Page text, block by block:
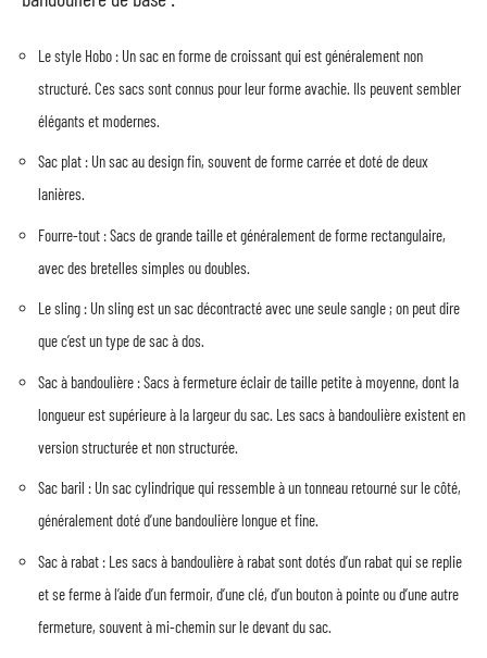
Le style Hobo : Un sac en forme de croissant qui est généralement non
structuré. Ces sacs sont connus pour leur forme avachie. Ils peuvent sembler
élégants et modernes.
Sac plat : Un sac au design fin, souvent de forme carrée et doté de deux
lanières.
Fourre-tout : Sacs de grande taille et généralement de forme rectangulaire,
avec des bretelles simples ou doubles.
Le sling : Un sling est un sac décontracté avec une seule sangle ; on peut dire
que c’est un type de sac à dos.
Sac à bandoulière : Sacs à fermeture éclair de taille petite à moyenne, dont la
longueur est supérieure à la largeur du sac. Les sacs à bandoulière existent en
version structurée et non structurée.
Sac baril : Un sac cylindrique qui ressemble à un tonneau retourné sur le côté,
généralement doté d’une bandoulière longue et fine.
Sac à rabat : Les sacs à bandoulière à rabat sont dotés d’un rabat qui se replie
et se ferme à l’aide d’un fermoir, d’une clé, d’un bouton à pointe ou d’une autre
fermeture, souvent à mi-chemin sur le devant du sac.